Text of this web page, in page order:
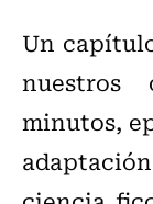
Un
nuestros
minutos,